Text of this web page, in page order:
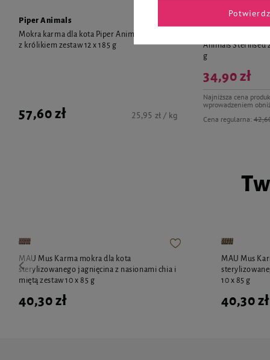
Piper Animals
Mokra karma dla kota Piper Animals Sterilised
z królikiem zestaw 12 x 185 g
57,60 zł 25,95 zł / kg
Animals Sterilised
g
Cena regularna:
34,90 zł
Najniższa cena
wprowadzeniem
MAU Mus Karma mokra dla kota
sterylizowanego jagnięcina z nasionami chia i
miętą zestaw 10 x 85 g
40,30 zł
MAU Mus
10 x 85 g
40,30 zł